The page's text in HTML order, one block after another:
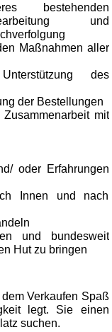
bestehenden
und
Maßnahmen aller
des
der Bestellungen
mit
oder Erfahrungen
Innen und nach
und bundesweit
Hut zu bringen
Verkaufen Spaß
legt. Sie einen
suchen.